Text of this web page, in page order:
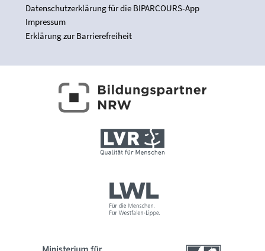
Datenschutzerklärung für die BIPARCOURS-App
Impressum
Erklärung zur Barrierefreiheit